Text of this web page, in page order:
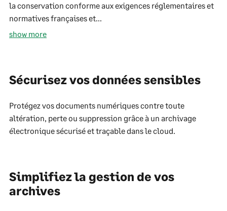
la conservation conforme aux exigences réglementaires et
normatives françaises et...
show more
Sécurisez vos données sensibles
Protégez vos documents numériques contre toute
altération, perte ou suppression grâce à un archivage
électronique sécurisé et traçable dans le cloud.
Simplifiez la gestion de vos
archives